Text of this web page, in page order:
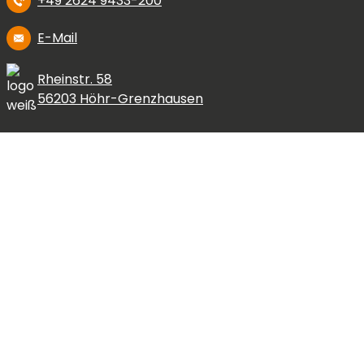
E-Mail
Rheinstr. 58
56203 Höhr-Grenzhausen